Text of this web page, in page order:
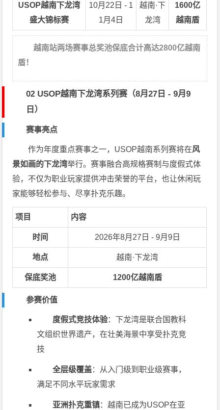
USOP越南下龙湾
盛大锦标赛
10月22日 - 1
1月4日
越南·下
龙湾
1600亿
越南盾
越南站两场赛事总奖池保底合计高达2800亿越南
盾！
02 USOP越南下龙湾系列赛（8月27日 - 9月9
日）
赛事亮点
作为年度重点赛事之一，USOP越南系列赛将在风
景如画的下龙湾举行。赛事融合高规格赛制与度假式体
验，不仅为职业玩家提供冲击荣誉的平台，也让休闲玩
家能够轻松参与、尽享扑克乐趣。
项目 内容
时间 2026年8月27日 - 9月9日
地点 越南·下龙湾
保底奖池 1200亿越南盾
参赛价值
度假式竞技体验：下龙湾是联合国教科
文组织世界遗产，在壮美海景中享受扑克竞
技
全层级覆盖：从入门级到职业级赛事，
满足不同水平玩家需求
亚洲扑克重镇：越南已成为USOP在亚